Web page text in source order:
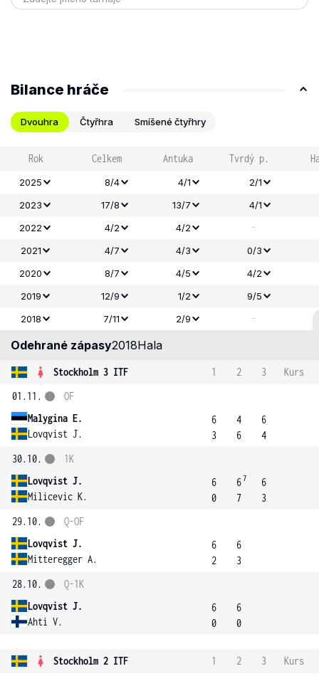
Bilance hráče
Dvouhra Čtyřhra Smíšené čtyřhry
Rok Celkem Antuka Tvrdý p.
2025 8/4 4/1
2/1
2023
17/8 13/7
4/1
2022
4/2 4/2 -
2021 4/7 4/3
0/3
2020
8/7 4/5
4/2
2019
12/9 1/2 9/5
2018
7/11 2/9 -
Odehrané zápasy2018Hala
Stockholm 3 ITF 1 2 3
Kurs
01.11.
Malygina E.
Lovqvist J.
OF
6
3
4
6
6
4
30.10.
Lovqvist J.
Milicevic K.
1K
6
0
67
7
6
3
29.10.
Lovqvist J.
Mitteregger A.
Q-OF
6
2
6
3
28.10.
Lovqvist J.
Ahti V.
Q-1K
6
0
6
0
Stockholm 2 ITF 1 2 3
Kurs